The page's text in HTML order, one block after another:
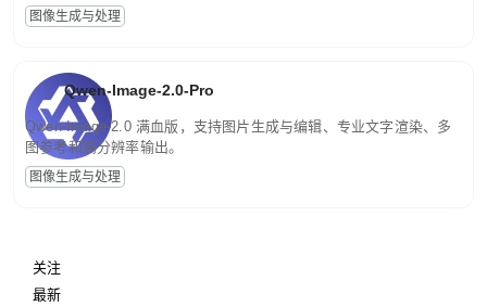
图像生成与处理
Qwen-Image-2.0-Pro
Qwen-Image-2.0 满血版，支持图片生成与编辑、专业文字渲染、多
图参考和高分辨率输出。
图像生成与处理
关注
最新